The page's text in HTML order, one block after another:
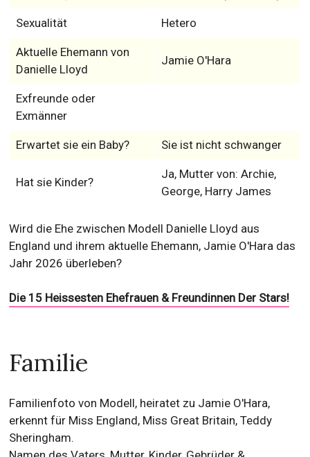
Sexualität Hetero
Aktuelle Ehemann von
Danielle Lloyd
Jamie O'Hara
Exfreunde oder
Exmänner
Erwartet sie ein Baby? Sie ist nicht schwanger
Hat sie Kinder?
Ja, Mutter von: Archie,
George, Harry James
Wird die Ehe zwischen Modell Danielle Lloyd aus
England und ihrem aktuelle Ehemann, Jamie O'Hara das
Jahr 2026 überleben?
Die 15 Heissesten Ehefrauen & Freundinnen Der Stars!
Familie
Familienfoto von Modell, heiratet zu Jamie O'Hara,
erkennt für Miss England, Miss Great Britain, Teddy
Sheringham.